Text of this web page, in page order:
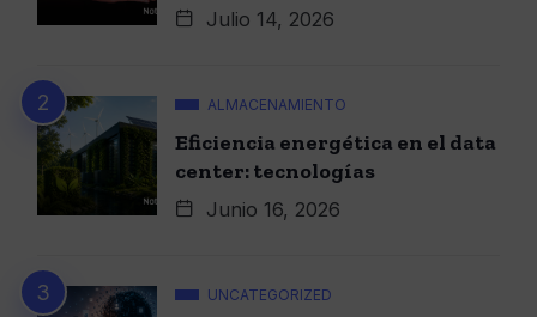
Julio 14, 2026
ALMACENAMIENTO
Eficiencia energética en el data
center: tecnologías
Junio 16, 2026
UNCATEGORIZED